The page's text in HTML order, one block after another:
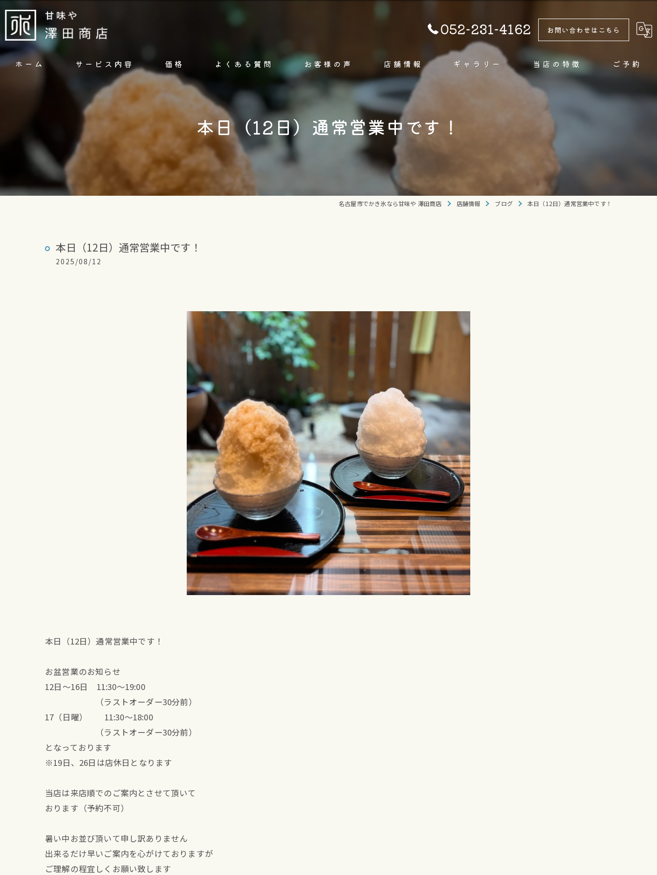
052-231-4162 お問い合わせはこちら
ホーム サービス内容 価格 よくある質問 お客様の声 店舗情報
コンセプト
ブログ
コラム
ギャラリー 当店の特徴 ご予約
本日（12日）通常営業中です！
名古屋市でかき氷なら甘味や 澤田商店 店舗情報 ブログ 本日（12日）通常営業中です！
本日（12日）通常営業中です！
2025/08/12
本日（12日）通常営業中です！
お盆営業のお知らせ
12日〜16日 11:30〜19:00
（ラストオーダー30分前）
17（日曜） 11:30〜18:00
（ラストオーダー30分前）
となっております
※19日、26日は店休日となります
当店は来店順でのご案内とさせて頂いて
おります（予約不可）
暑い中お並び頂いて申し訳ありません
出来るだけ早いご案内を心がけておりますが
ご理解の程宜しくお願い致します